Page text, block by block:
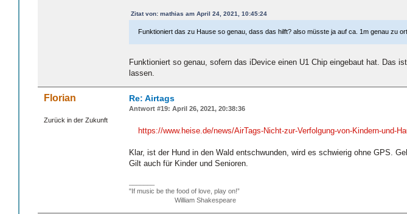
Zitat von: mathias am April 24, 2021, 10:45:24
Funktioniert das zu Hause so genau, dass das hilft? also müsste ja auf ca. 1m genau zu
Funktioniert so genau, sofern das iDevice einen U1 Chip eingebaut hat. Das
lassen.
Florian
Zurück in der Zukunft
Re: Airtags
Antwort #19: April 26, 2021, 20:38:36
https://www.heise.de/news/AirTags-Nicht-zur-Verfolgung-von-Kindern-und-
Klar, ist der Hund in den Wald entschwunden, wird es schwierig ohne GPS.
Gilt auch für Kinder und Senioren.
"If music be the food of love, play on!”
William Shakespeare